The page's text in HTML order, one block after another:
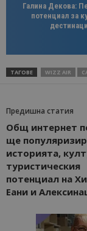
Галина Декова:
потенциал за
ТАГОВЕ WIZZ AIR
Предишна статия
Общ интернет
ще
историята,
туристическия
потенциал на
Еани и